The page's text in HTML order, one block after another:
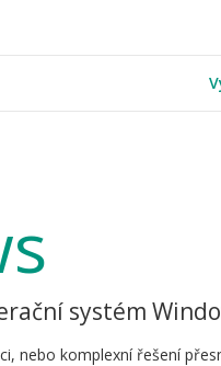
systém
nebo komplexní řešení